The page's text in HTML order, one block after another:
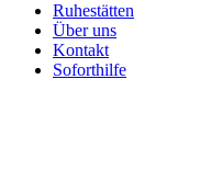
Ruhestätten
Über uns
Kontakt
Soforthilfe